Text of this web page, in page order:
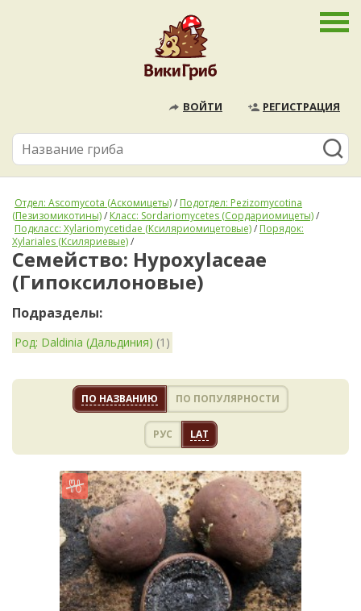
ВОЙТИ РЕГИСТРАЦИЯ
Отдел: Ascomycota (Аскомицеты)/ Подотдел: Pezizomycotina
(Пезизомикотины)/ Класс: Sordariomycetes (Сордариомицеты)/
Подкласс: Xylariomycetidae (Ксиляриомицетовые)/ Порядок:
Xylariales (Ксиляриевые)/
Семейство: Hypoxylaceae
(Гипоксилоновые)
Подразделы:
Род: Daldinia (Дальдиния) (1)
ПО НАЗВАНИЮ ПО ПОПУЛЯРНОСТИ
РУС LAT